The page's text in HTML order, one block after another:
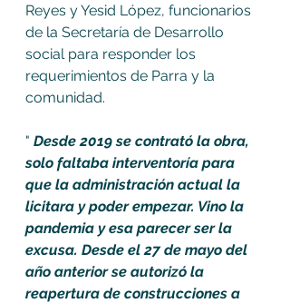
Reyes y Yesid López, funcionarios
de la Secretaría de Desarrollo
social para responder los
requerimientos de Parra y la
comunidad.
" Desde 2019 se contrató la obra,
solo faltaba interventoría para
que la administración actual la
licitara y poder empezar. Vino la
pandemia y esa parecer ser la
excusa. Desde el 27 de mayo del
año anterior se autorizó la
reapertura de construcciones a